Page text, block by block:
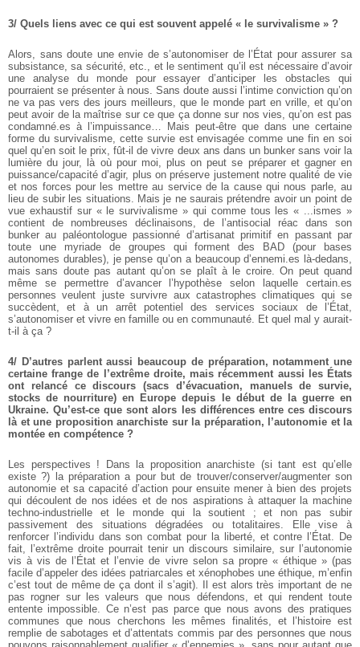
3/ Quels liens avec ce qui est souvent appelé « le survivalisme » ?
Alors, sans doute une envie de s’autonomiser de l’État pour assurer sa
subsistance, sa sécurité, etc., et le sentiment qu’il est nécessaire d’avoir
une analyse du monde pour essayer d’anticiper les obstacles qui
pourraient se présenter à nous. Sans doute aussi l’intime conviction qu’on
ne va pas vers des jours meilleurs, que le monde part en vrille, et qu’on
peut avoir de la maîtrise sur ce que ça donne sur nos vies, qu’on est pas
condamné.es à l’impuissance… Mais peut-être que dans une certaine
forme du survivalisme, cette survie est envisagée comme une fin en soi
quel qu’en soit le prix, fût-il de vivre deux ans dans un bunker sans voir la
lumière du jour, là où pour moi, plus on peut se préparer et gagner en
puissance/capacité d’agir, plus on préserve justement notre qualité de vie
et nos forces pour les mettre au service de la cause qui nous parle, au
lieu de subir les situations. Mais je ne saurais prétendre avoir un point de
vue exhaustif sur « le survivalisme » qui comme tous les « ...ismes »
contient de nombreuses déclinaisons, de l’antisocial réac dans son
bunker au paléontologue passionné d’artisanat primitif en passant par
toute une myriade de groupes qui forment des BAD (pour bases
autonomes durables), je pense qu’on a beaucoup d’ennemi.es là-dedans,
mais sans doute pas autant qu’on se plaît à le croire. On peut quand
même se permettre d’avancer l’hypothèse selon laquelle certain.es
personnes veulent juste survivre aux catastrophes climatiques qui se
succèdent, et à un arrêt potentiel des services sociaux de l’État,
s’autonomiser et vivre en famille ou en communauté. Et quel mal y aurait-
t-il à ça ?
4/ D’autres parlent aussi beaucoup de préparation, notamment une
certaine frange de l’extrême droite, mais récemment aussi les États
ont relancé ce discours (sacs d’évacuation, manuels de survie,
stocks de nourriture) en Europe depuis le début de la guerre en
Ukraine. Qu’est-ce que sont alors les différences entre ces discours
là et une proposition anarchiste sur la préparation, l’autonomie et la
montée en compétence ?
Les perspectives ! Dans la proposition anarchiste (si tant est qu’elle
existe ?) la préparation a pour but de trouver/conserver/augmenter son
autonomie et sa capacité d’action pour ensuite mener à bien des projets
qui découlent de nos idées et de nos aspirations à attaquer la machine
techno-industrielle et le monde qui la soutient ; et non pas subir
passivement des situations dégradées ou totalitaires. Elle vise à
renforcer l’individu dans son combat pour la liberté, et contre l’État. De
fait, l’extrême droite pourrait tenir un discours similaire, sur l’autonomie
vis à vis de l’État et l’envie de vivre selon sa propre « éthique » (pas
facile d’appeler des idées patriarcales et xénophobes une éthique, m’enfin
c’est tout de même de ça dont il s’agit). Il est alors très important de ne
pas rogner sur les valeurs que nous défendons, et qui rendent toute
entente impossible. Ce n’est pas parce que nous avons des pratiques
communes que nous cherchons les mêmes finalités, et l’histoire est
remplie de sabotages et d’attentats commis par des personnes que nous